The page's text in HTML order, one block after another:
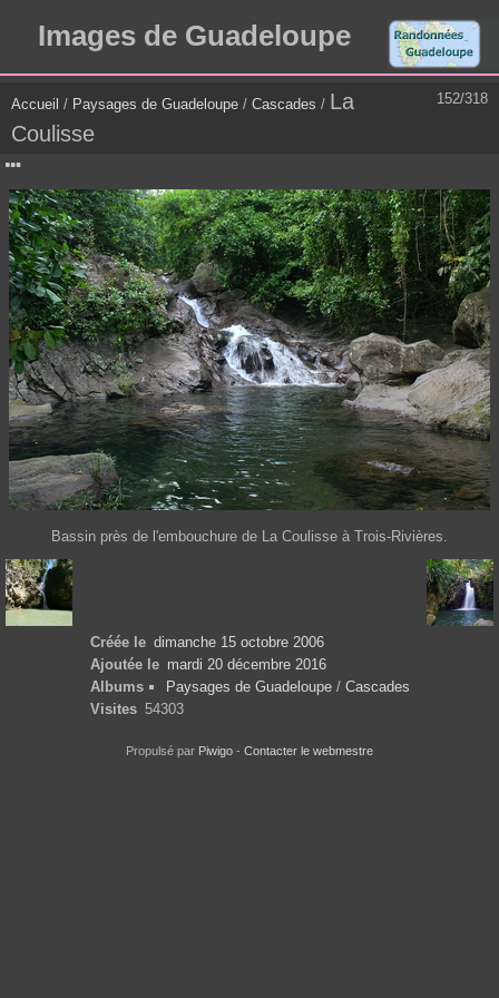
Images de Guadeloupe
152/318
Accueil / Paysages de Guadeloupe / Cascades / La
Coulisse
Bassin près de l'embouchure de La Coulisse à Trois-Rivières.
Créée le dimanche 15 octobre 2006
Ajoutée le mardi 20 décembre 2016
Albums
Paysages de Guadeloupe/ Cascades
Visites 54303
Propulsé par Piwigo - Contacter le webmestre